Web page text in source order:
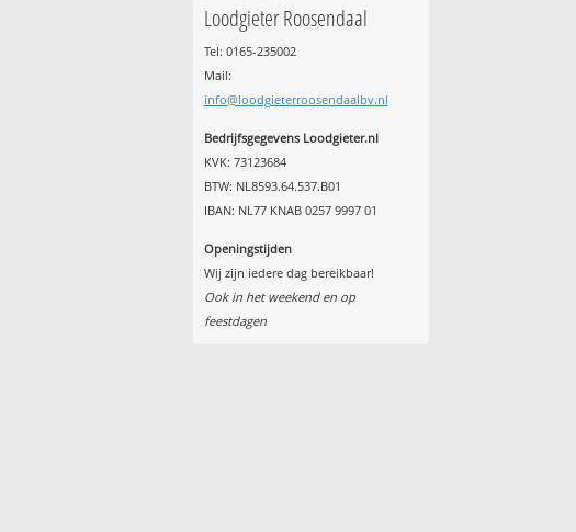
Loodgieter Roosendaal
Tel: 0165-235002
Mail:
info@loodgieterroosendaalbv.nl
Bedrijfsgegevens Loodgieter.nl
KVK: 73123684
BTW: NL8593.64.537.B01
IBAN: NL77 KNAB 0257 9997 01
Openingstijden
Wij zijn iedere dag bereikbaar!
Ook in het weekend en op
feestdagen